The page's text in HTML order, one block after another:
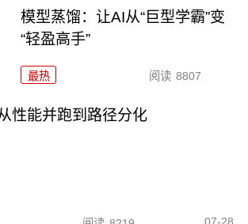
模型蒸馏：让AI从“巨型学霸”变
“轻盈高手”
最热 阅读 8807
性能并跑到路径分化